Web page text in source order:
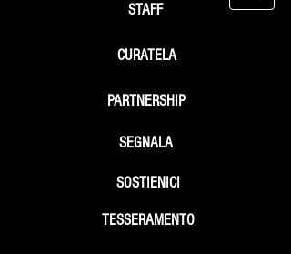
STAFF
SEGNALA
SOSTIENICI
PARTNERSHIP
TESSERAMENTO
CURATELA